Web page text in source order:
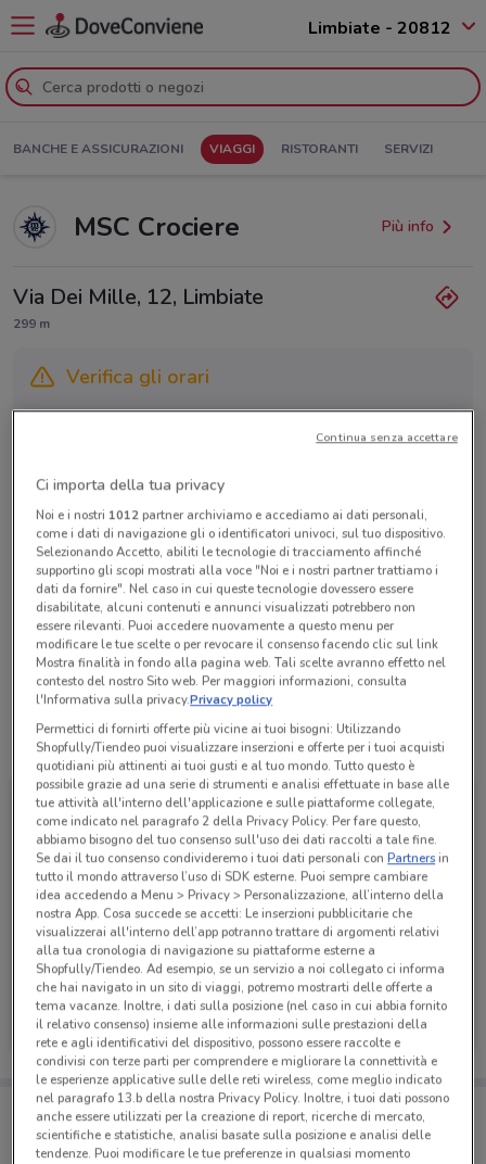
Limbiate - 20812
BANCHE E ASSICURAZIONI VIAGGI RISTORANTI SERVIZI
MSC Crociere Più info
Via Dei Mille, 12, Limbiate
299 m
Verifica gli orari
Gli orari dei negozi possono variare in base agli ultimi
provvedimenti regionali o nazionali. Verifica l’accuratezza
Chiama il negozio
Lunedì n.d.
Martedì n.d.
Mercoledì n.d.
Giovedì n.d.
Venerdì n.d.
Sabato n.d.
Domenica n.d.
02 9965480
V.T.L. Viaggi Sas
Tutte le promozioni di questo negozio
MSC Crociere
Scade il 22/09
Porta DoveConviene sempre con te!
Puoi trovare le migliori offerte dei negozi vicino a te,
salvarle e creare la tua lista del risparmio, comodamente
Ci importa della tua privacy
Noi e i nostri 1012partner archiviamo e accediamo ai dati personali,
come i dati di navigazione gli o identificatori univoci, sul tuo dispositivo.
Selezionando Accetto, abiliti le tecnologie di tracciamento affinché
supportino gli scopi mostrati alla voce "Noi e i nostri partner trattiamo i
dati da fornire". Nel caso in cui queste tecnologie dovessero essere
disabilitate, alcuni contenuti e annunci visualizzati potrebbero non
essere rilevanti. Puoi accedere nuovamente a questo menu per
modificare le tue scelte o per revocare il consenso facendo clic sul link
Mostra finalità in fondo alla pagina web. Tali scelte avranno effetto nel
contesto del nostro Sito web. Per maggiori informazioni, consulta
l'Informativa sulla privacy.Privacy policy
Permettici di fornirti offerte più vicine ai tuoi bisogni: Utilizzando
Shopfully/Tiendeo puoi visualizzare inserzioni e offerte per i tuoi acquisti
quotidiani più attinenti ai tuoi gusti e al tuo mondo. Tutto questo è
possibile grazie ad una serie di strumenti e analisi effettuate in base alle
tue attività all'interno dell'applicazione e sulle piattaforme collegate,
come indicato nel paragrafo 2 della Privacy Policy. Per fare questo,
abbiamo bisogno del tuo consenso sull'uso dei dati raccolti a tale fine.
Se dai il tuo consenso condivideremo i tuoi dati personali conPartnersin
tutto il mondo attraverso l’uso di SDK esterne. Puoi sempre cambiare
idea accedendo a Menu > Privacy > Personalizzazione, all’interno della
nostra App. Cosa succede se accetti: Le inserzioni pubblicitarie che
visualizzerai all'interno dell’app potranno trattare di argomenti relativi
alla tua cronologia di navigazione su piattaforme esterne a
Shopfully/Tiendeo. Ad esempio, se un servizio a noi collegato ci informa
che hai navigato in un sito di viaggi, potremo mostrarti delle offerte a
tema vacanze. Inoltre, i dati sulla posizione (nel caso in cui abbia fornito
il relativo consenso) insieme alle informazioni sulle prestazioni della
rete e agli identificativi del dispositivo, possono essere raccolte e
condivisi con terze parti per comprendere e migliorare la connettività e
le esperienze applicative sulle delle reti wireless, come meglio indicato
nel paragrafo 13.b della nostra Privacy Policy. Inoltre, i tuoi dati possono
anche essere utilizzati per la creazione di report, ricerche di mercato,
scientifiche e statistiche, analisi basate sulla posizione e analisi delle
tendenze. Puoi modificare le tue preferenze in qualsiasi momento
Continua senza accettare